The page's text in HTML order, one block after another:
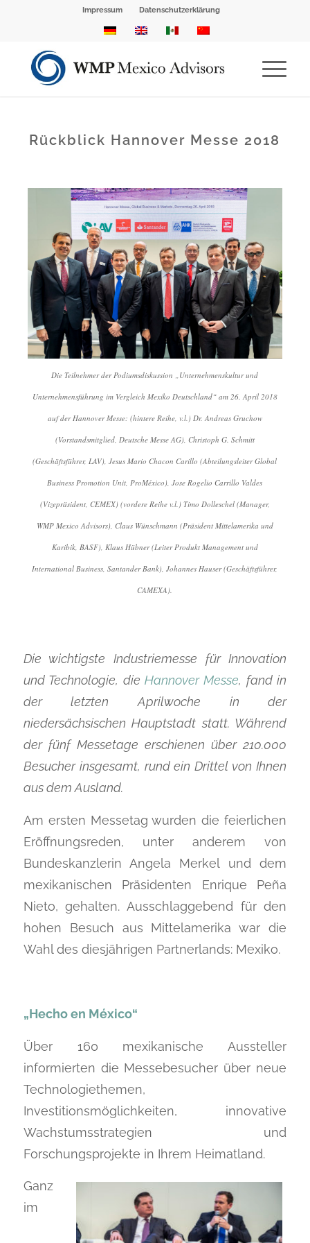
Impressum Datenschutzerklärung
Rückblick Hannover Messe 2018
Die Teilnehmer der Podiumsdiskussion „Unternehmenskultur und
Unternehmensführung im Vergleich Mexiko Deutschland“ am 26. April 2018
auf der Hannover Messe: (hintere Reihe, v.l.) Dr. Andreas Gruchow
(Vorstandsmitglied, Deutsche Messe AG), Christoph G. Schmitt
(Geschäftsführer, LAV), Jesus Mario Chacon Carillo (Abteilungsleiter Global
Business Promotion Unit, ProMéxico), Jose Rogelio Carrillo Valdes
(Vizepräsident, CEMEX) (vordere Reihe v.l.) Timo Dolleschel (Manager,
WMP Mexico Advisors), Claus Wünschmann (Präsident Mittelamerika und
Karibik, BASF), Klaus Hübner (Leiter Produkt Management und
International Business, Santander Bank), Johannes Hauser (Geschäftsführer,
CAMEXA).
Die wichtigste Industriemesse für Innovation
und Technologie, die Hannover Messe, fand in
der letzten Aprilwoche in der
niedersächsischen Hauptstadt statt. Während
der fünf Messetage erschienen über 210.000
Besucher insgesamt, rund ein Drittel von Ihnen
aus dem Ausland.
Am ersten Messetag wurden die feierlichen
Eröffnungsreden, unter anderem von
Bundeskanzlerin Angela Merkel und dem
mexikanischen Präsidenten Enrique Peña
Nieto, gehalten. Ausschlaggebend für den
hohen Besuch aus Mittelamerika war die
Wahl des diesjährigen Partnerlands: Mexiko.
„Hecho en México“
Über 160 mexikanische Aussteller
informierten die Messebesucher über neue
Technologiethemen,
Investitionsmöglichkeiten, innovative
Wachstumsstrategien und
Forschungsprojekte in Ihrem Heimatland.
Ganz
im